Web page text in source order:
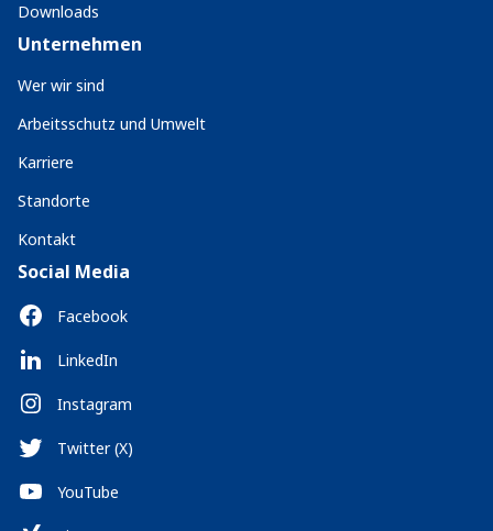
Downloads
Unternehmen
Wer wir sind
Arbeitsschutz und Umwelt
Karriere
Standorte
Kontakt
Social Media
Facebook
LinkedIn
Instagram
Twitter (X)
YouTube